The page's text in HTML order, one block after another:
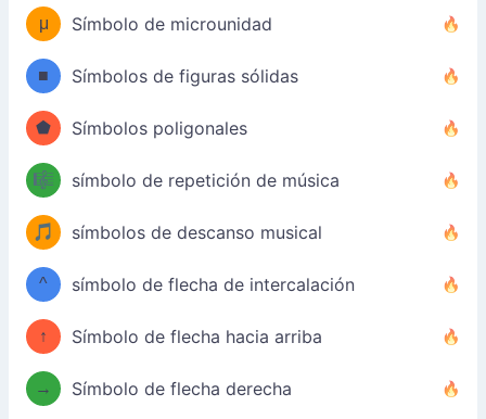
μ Símbolo de microunidad
■ Símbolos de figuras sólidas
⬟ Símbolos poligonales
🎼 símbolo de repetición de música
🎵 símbolos de descanso musical
^ símbolo de flecha de intercalación
↑ Símbolo de flecha hacia arriba
→ Símbolo de flecha derecha